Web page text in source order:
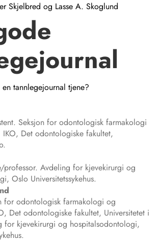
Skjelbred og Lasse A. Skoglund
tannlegejournal tjene?
Seksjon for odontologisk farmakologi
Det odontologiske fakultet,
professor. Avdeling for kjevekirurgi og
Oslo Universitetssykehus.
for odontologisk farmakologi og
Det odontologiske fakultet, Universitetet i
for kjevekirurgi og hospitalsodontologi,